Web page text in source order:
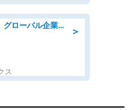
＞
9月開始/「土日祝休み」グローバル企業での産業保健のお仕事/保健師/高時給/残業なし/服装自由
ス